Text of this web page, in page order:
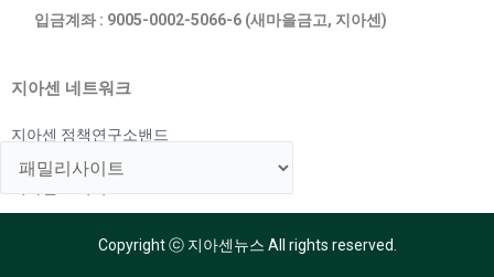
입금계좌 : 9005-0002-5066-6 (새마을금고, 지아센)
지아센 네트워크
지아센 정책연구소밴드
지아센 해외아동지원국
Copyright ⓒ 지아센뉴스 All rights reserved.